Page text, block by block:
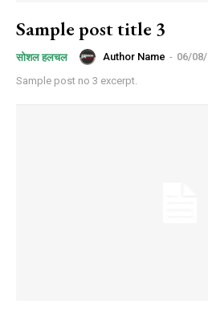
Sample post title 3
सोशल हलचल Author Name - 06/
Sample post no 3 excerpt.